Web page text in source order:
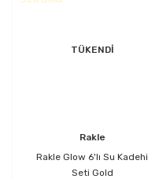
TÜKENDİ
Rakle
Rakle Glow 6'lı Su Kadehi
Seti Gold